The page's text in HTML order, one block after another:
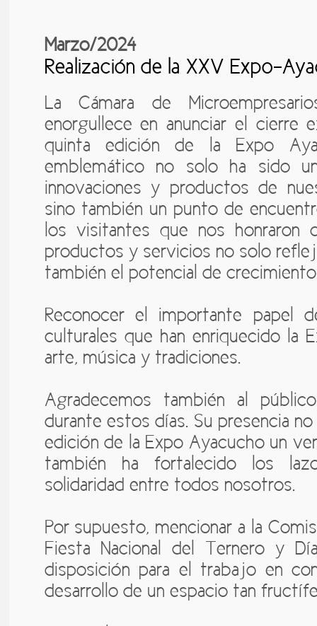
Marzo/2024
Realización de la XXV Expo-
La Cámara de
enorgullece en anunciar el cierre
quinta edición de la Expo
emblemático no solo ha sido
innovaciones y productos de
sino también un punto de
los visitantes que nos honraron
productos y servicios no solo
también el potencial de
Reconocer el importante papel
culturales que han enriquecido la
arte, música y tradiciones.
Agradecemos también al
durante estos días. Su presencia
edición de la Expo Ayacucho un
también ha fortalecido los
solidaridad entre todos nosotros.
Por supuesto, mencionar a la
Fiesta Nacional del Ternero y
disposición para el trabajo en
desarrollo de un espacio tan